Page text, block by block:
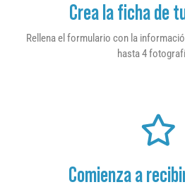
Crea la ficha de
Rellena el formulario con la
hasta 4
Comienza a